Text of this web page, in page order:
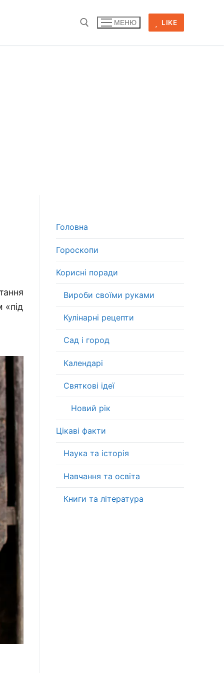
МЕНЮ LIKE
«під
Головна
Гороскопи
Корисні поради
Вироби своїми руками
Кулінарні рецепти
Сад і город
Календарі
Святкові ідеї
Новий рік
Цікаві факти
Наука та історія
Навчання та освіта
Книги та література